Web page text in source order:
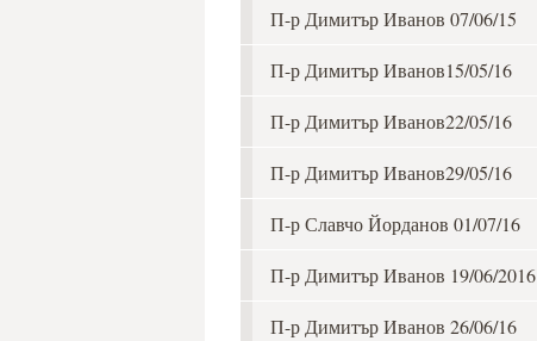
П-р Димитър Иванов 07/06/15
П-р Димитър Иванов15/05/16
П-р Димитър Иванов22/05/16
П-р Димитър Иванов29/05/16
П-р Славчо Йорданов 01/07/16
П-р Димитър Иванов 19/06/2016
П-р Димитър Иванов 26/06/16